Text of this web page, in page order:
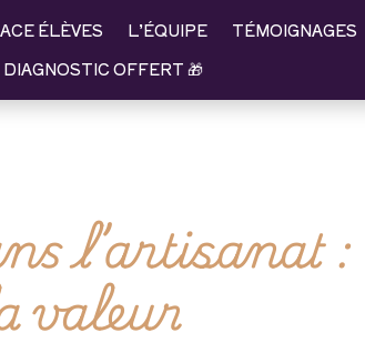
ÉLÈVES L’ÉQUIPE TÉMOIGNAGES
DIAGNOSTIC OFFERT 🎁
l’artisanat
valeur